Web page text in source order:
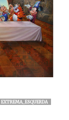
EXTREMA_ESQUERDA